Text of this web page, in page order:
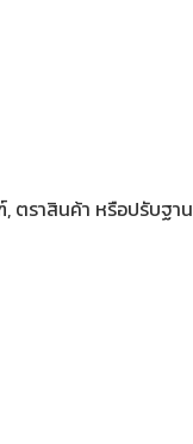
ตราสินค้า หรือปรับฐาน